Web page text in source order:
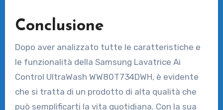
Conclusione
Dopo aver analizzato tutte le caratteristiche e
le funzionalità della Samsung Lavatrice Ai
Control UltraWash WW80T734DWH, è evidente
che si tratta di un prodotto di alta qualità che
può semplificarti la vita quotidiana. Con la sua